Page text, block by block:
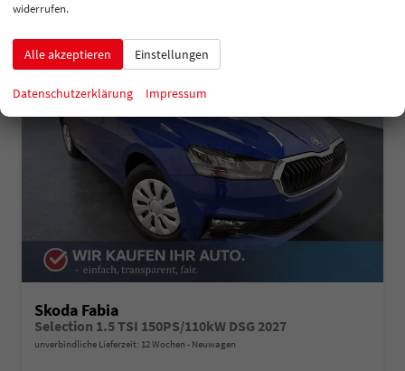
Skoda Fabia
Selection 1.5 TSI 150PS/110kW DSG 2027
unverbindliche Lieferzeit: 12 Wochen Neuwagen
widerrufen.
Alle akzeptieren Einstellungen
Datenschutzerklärung Impressum